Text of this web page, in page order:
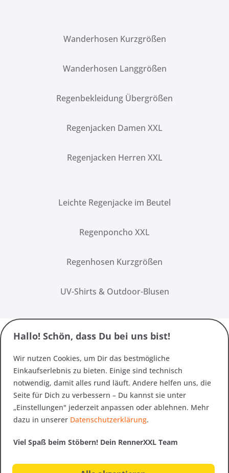
Wanderhosen Kurzgrößen
Wanderhosen Langgrößen
Regenbekleidung Übergrößen
Regenjacken Damen XXL
Regenjacken Herren XXL
Leichte Regenjacke im Beutel
Regenponcho XXL
Regenhosen Kurzgrößen
UV-Shirts & Outdoor-Blusen
Hallo! Schön, dass Du bei uns bist!
Wir nutzen Cookies, um Dir das bestmögliche
Einkaufserlebnis zu bieten. Einige sind technisch
notwendig, damit alles rund läuft. Andere helfen uns, die
Seite für Dich zu verbessern – Du kannst sie unter
„Einstellungen" jederzeit anpassen oder ablehnen. Mehr
dazu in unserer Datenschutzerklärung.
Viel Spaß beim Stöbern! Dein RennerXXL Team